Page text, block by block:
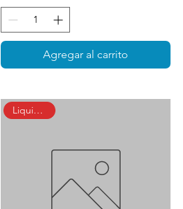
Agregar al carrito
Liquidación